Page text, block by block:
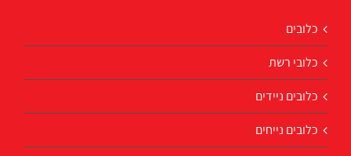
כלובים
כלובי רשת
כלובים ניידים
כלובים נייחים